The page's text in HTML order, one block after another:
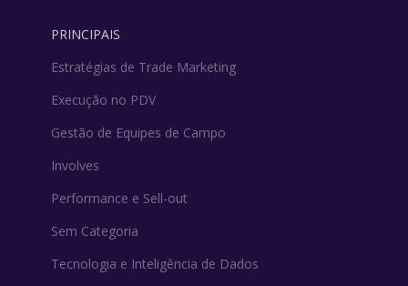
PRINCIPAIS
Estratégias de Trade Marketing
Execução no PDV
Gestão de Equipes de Campo
Involves
Performance e Sell-out
Sem Categoria
Tecnologia e Inteligência de Dados